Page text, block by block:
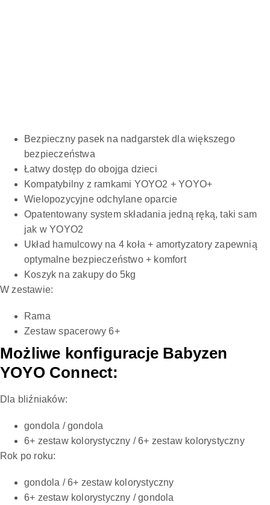
Bezpieczny pasek na nadgarstek dla większego
bezpieczeństwa
Łatwy dostęp do obojga dzieci
Kompatybilny z ramkami YOYO2 + YOYO+
Wielopozycyjne odchylane oparcie
Opatentowany system składania jedną ręką, taki sam
jak w YOYO2
Układ hamulcowy na 4 koła + amortyzatory zapewnią
optymalne bezpieczeństwo + komfort
Koszyk na zakupy do 5kg
W zestawie:
Rama
Zestaw spacerowy 6+
Możliwe konfiguracje Babyzen
YOYO Connect:
Dla bliźniaków:
gondola / gondola
6+ zestaw kolorystyczny / 6+ zestaw kolorystyczny
Rok po roku:
gondola / 6+ zestaw kolorystyczny
6+ zestaw kolorystyczny / gondola